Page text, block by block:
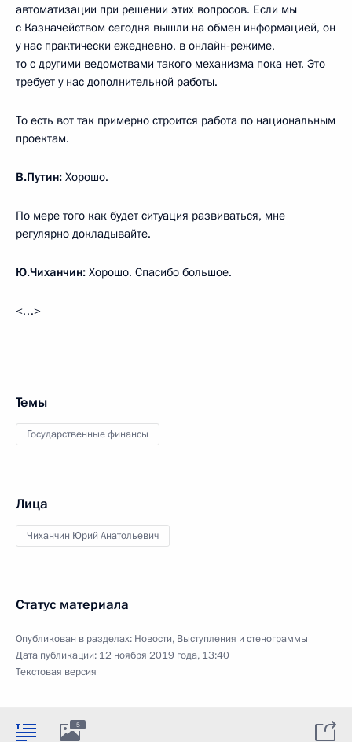
автоматизации при решении этих вопросов. Если мы
с Казначейством сегодня вышли на обмен информацией, он
у нас практически ежедневно, в онлайн‑режиме,
то с другими ведомствами такого механизма пока нет. Это
требует у нас дополнительной работы.
То есть вот так примерно строится работа по национальным
проектам.
В.Путин: Хорошо.
По мере того как будет ситуация развиваться, мне
регулярно докладывайте.
Ю.Чиханчин: Хорошо. Спасибо большое.
<…>
Темы
Государственные финансы
Лица
Чиханчин Юрий Анатольевич
Статус материала
Опубликован в разделах: Новости, Выступления и стенограммы
Дата публикации: 12 ноября 2019 года, 13:40
Текстовая версия
5